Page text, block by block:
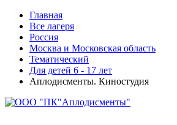
Главная
Все лагеря
Россия
Москва и Московская область
Тематический
Для детей 6 - 17 лет
Аплодисменты. Киностудия